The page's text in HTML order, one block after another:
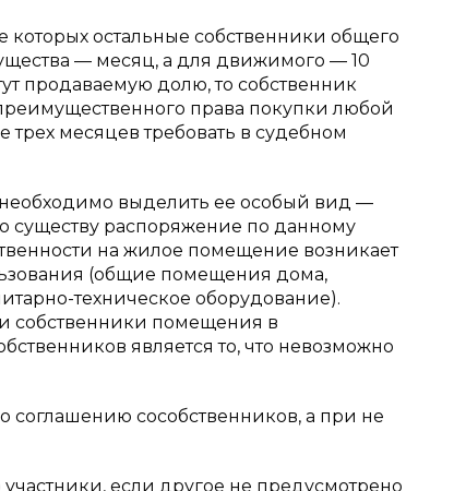
остальные собственники общего
— месяц, а для движимого — 10
продаваемую долю, то собственник
права покупки любой
трех месяцев требовать в судебном
выделить ее особый вид —
существу распоряжение по данному
на жилое помещение возникает
(общие помещения дома,
техническое оборудование).
собственники помещения в
является то, что невозможно
соглашению сособственников, а при не
если другое не предусмотрено